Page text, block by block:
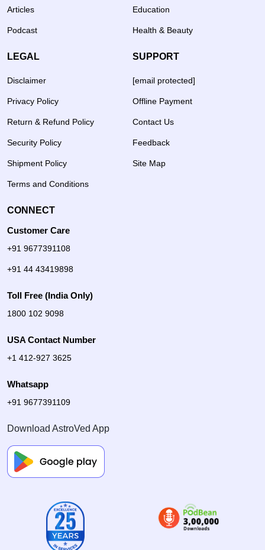
Articles
Podcast
Education
Health & Beauty
LEGAL
Disclaimer
Privacy Policy
Return & Refund Policy
Security Policy
Shipment Policy
Terms and Conditions
SUPPORT
[email protected]
Offline Payment
Contact Us
Feedback
Site Map
CONNECT
Customer Care
+91 9677391108
+91 44 43419898
Toll Free (India Only)
1800 102 9098
USA Contact Number
+1 412-927 3625
Whatsapp
+91 9677391109
Download AstroVed App